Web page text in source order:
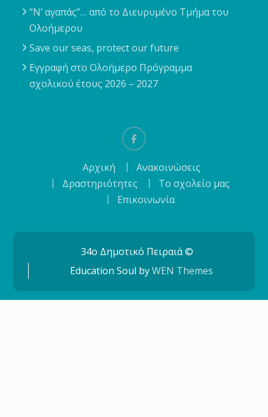
“Ν’ αγαπάς”… από το Διευρυμένο Τμήμα του
Ολοήμερου
Save our seas, protect our future
Εγγραφή στο Ολοήμερο Πρόγραμμα
σχολικού έτους 2026 – 2027
Αρχική
Ανακοινώσεις
Δραστηριότητες
Το σχολείο μας
Επικοινωνία
34o Δημοτικό Πειραιά ©
Education Soul byWEN Themes